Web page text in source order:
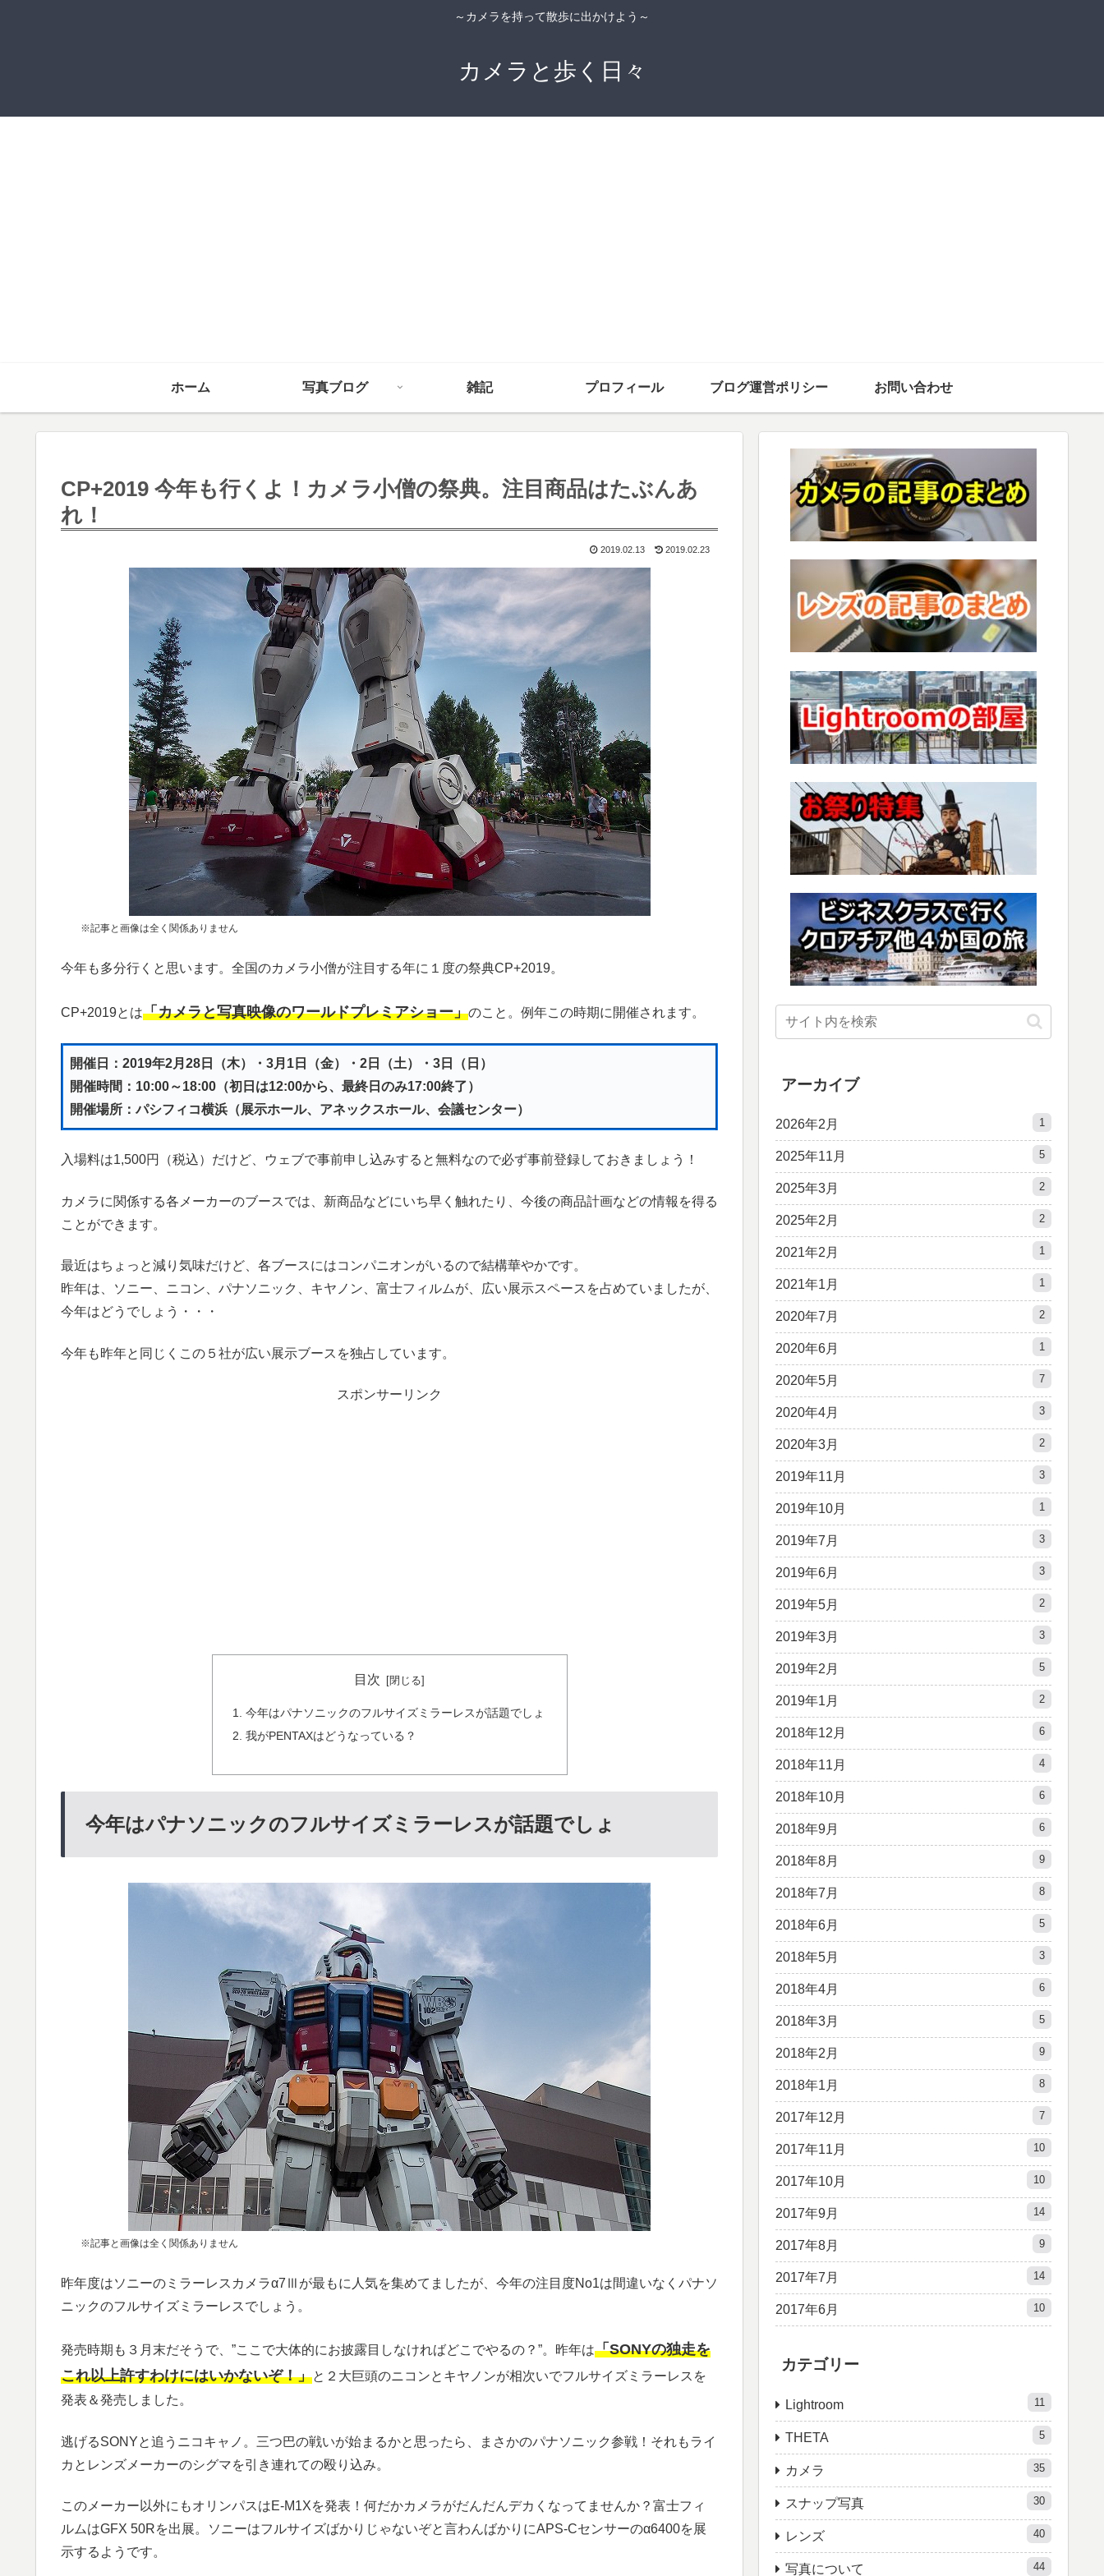
～カメラを持って散歩に出かけよう～
カメラと歩く日々
ホーム 写真ブログ 雑記 プロフィール ブログ運営ポリシー お問い合わせ
CP+2019 今年も行くよ！カメラ小僧の祭典。注目商品はたぶんあ
れ！
2019.02.13 2019.02.23
※記事と画像は全く関係ありません
今年も多分行くと思います。全国のカメラ小僧が注目する年に１度の祭典CP+2019。
CP+2019とは「カメラと写真映像のワールドプレミアショー」のこと。例年この時期に開催されます。
開催日：2019年2月28日（木）・3月1日（金）・2日（土）・3日（日）
開催時間：10:00～18:00（初日は12:00から、最終日のみ17:00終了）
開催場所：パシフィコ横浜（展示ホール、アネックスホール、会議センター）
入場料は1,500円（税込）だけど、ウェブで事前申し込みすると無料なので必ず事前登録しておきましょう！
カメラに関係する各メーカーのブースでは、新商品などにいち早く触れたり、今後の商品計画などの情報を得る
ことができます。
最近はちょっと減り気味だけど、各ブースにはコンパニオンがいるので結構華やかです。
昨年は、ソニー、ニコン、パナソニック、キヤノン、富士フィルムが、広い展示スペースを占めていましたが、
今年はどうでしょう・・・
今年も昨年と同じくこの５社が広い展示ブースを独占しています。
スポンサーリンク
目次
今年はパナソニックのフルサイズミラーレスが話題でしょ
我がPENTAXはどうなっている？
今年はパナソニックのフルサイズミラーレスが話題でしょ
※記事と画像は全く関係ありません
昨年度はソニーのミラーレスカメラα7Ⅲが最もに人気を集めてましたが、今年の注目度No1は間違いなくパナソ
ニックのフルサイズミラーレスでしょう。
発売時期も３月末だそうで、”ここで大体的にお披露目しなければどこでやるの？”。昨年は「SONYの独走を
これ以上許すわけにはいかないぞ！」と２大巨頭のニコンとキヤノンが相次いでフルサイズミラーレスを
発表＆発売しました。
逃げるSONYと追うニコキャノ。三つ巴の戦いが始まるかと思ったら、まさかのパナソニック参戦！それもライ
カとレンズメーカーのシグマを引き連れての殴り込み。
このメーカー以外にもオリンパスはE-M1Xを発表！何だかカメラがだんだんデカくなってませんか？富士フィ
ルムはGFX 50Rを出展。ソニーはフルサイズばかりじゃないぞと言わんばかりにAPS-Cセンサーのα6400を展
示するようです。
アーカイブ
2026年2月 1
2025年11月 5
2025年3月 2
2025年2月 2
2021年2月 1
2021年1月 1
2020年7月 2
2020年6月 1
2020年5月 7
2020年4月 3
2020年3月 2
2019年11月 3
2019年10月 1
2019年7月 3
2019年6月 3
2019年5月 2
2019年3月 3
2019年2月 5
2019年1月 2
2018年12月 6
2018年11月 4
2018年10月 6
2018年9月 6
2018年8月 9
2018年7月 8
2018年6月 5
2018年5月 3
2018年4月 6
2018年3月 5
2018年2月 9
2018年1月 8
2017年12月 7
2017年11月 10
2017年10月 10
2017年9月 14
2017年8月 9
2017年7月 14
2017年6月 10
カテゴリー
Lightroom 11
THETA 5
カメラ 35
スナップ写真 30
レンズ 40
写真について 44